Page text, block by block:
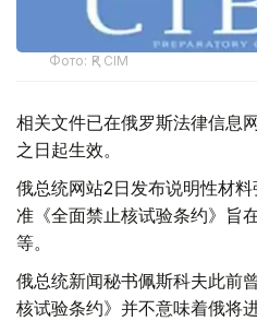
Фото: ҚР СІМ
相关文件已在俄罗斯法律信息
之日起生效。
俄总统网站2日发布说明性材
准《全面禁止核试验条约》旨
等。
俄总统新闻秘书佩斯科夫此前
核试验条约》并不意味着俄将